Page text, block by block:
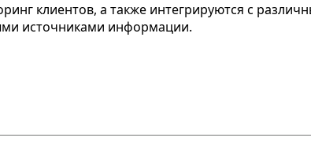
клиентов, а также интегрируются с
источниками информации.